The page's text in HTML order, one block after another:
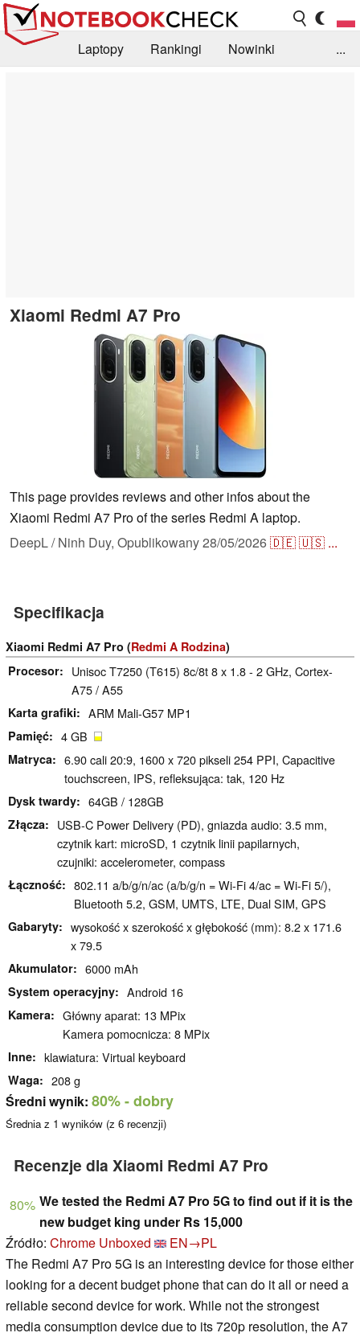
Laptopy Rankingi
Nowinki
...
Xiaomi Redmi A7 Pro
This page provides reviews and other infos about the
Xiaomi Redmi A7 Pro of the series Redmi A laptop.
DeepL / Ninh Duy, Opublikowany28/05/2026🇩🇪🇺🇸 ...
Specifikacja
Xiaomi Redmi A7 Pro (Redmi A Rodzina)
Procesor
Unisoc T7250 (T615) 8c/8t 8 x 1.8 - 2 GHz, Cortex-
A75 / A55
Karta grafiki ARM Mali-G57 MP1
Pamięć 4 GB
Matryca
6.90 cali 20:9, 1600 x 720 pikseli 254 PPI, Capacitive
touchscreen, IPS, refleksująca: tak, 120 Hz
Dysk twardy 64GB / 128GB
Złącza
USB-C Power Delivery (PD), gniazda audio: 3.5 mm,
czytnik kart: microSD, 1 czytnik linii papilarnych,
czujniki: accelerometer, compass
Łączność
802.11 a/b/g/n/ac (a/b/g/n = Wi-Fi 4/ac = Wi-Fi 5/),
Bluetooth 5.2, GSM, UMTS, LTE, Dual SIM, GPS
Gabaryty
wysokość x szerokość x głębokość (mm): 8.2 x 171.6
x 79.5
Akumulator 6000 mAh
System operacyjny Android 16
Kamera
Główny aparat: 13 MPix
Kamera pomocnicza: 8 MPix
Inne klawiatura: Virtual keyboard
Waga 208 g
Średni wynik: 80%- dobry
Średnia z 1 wyników (z 6 recenzji)
Recenzje dla Xiaomi Redmi A7 Pro
80% We tested the Redmi A7 Pro 5G to find out if it is the
new budget king under Rs 15,000
Źródło: Chrome Unboxed
EN→PL
The Redmi A7 Pro 5G is an interesting device for those either
looking for a decent budget phone that can do it all or need a
reliable second device for work. While not the strongest
media consumption device due to its 720p resolution, the A7